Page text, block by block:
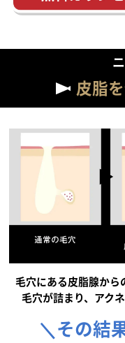
皮脂
毛穴にある皮脂腺から
毛穴が詰まり、アク
＼その結